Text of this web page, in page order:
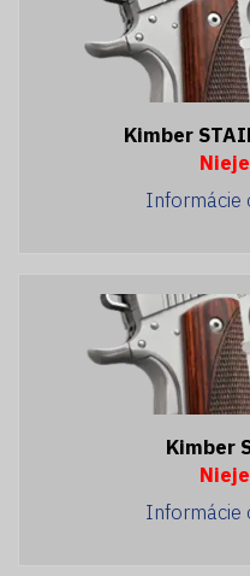
Kimber
Informácie
Kimber
Informácie